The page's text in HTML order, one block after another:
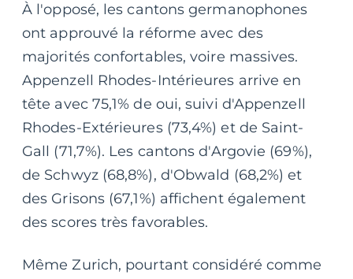
À l'opposé, les cantons germanophones
ont approuvé la réforme avec des
majorités confortables, voire massives.
Appenzell Rhodes-Intérieures arrive en
tête avec 75,1% de oui, suivi d'Appenzell
Rhodes-Extérieures (73,4%) et de Saint-
Gall (71,7%). Les cantons d'Argovie (69%),
de Schwyz (68,8%), d'Obwald (68,2%) et
des Grisons (67,1%) affichent également
des scores très favorables.
Même Zurich, pourtant considéré comme